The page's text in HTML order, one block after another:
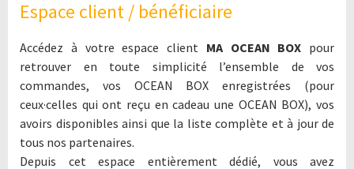
Espace client / bénéficiaire
Accédez à votre espace client MA OCEAN BOX pour
retrouver en toute simplicité l’ensemble de vos
commandes, vos OCEAN BOX enregistrées (pour
ceux·celles qui ont reçu en cadeau une OCEAN BOX), vos
avoirs disponibles ainsi que la liste complète et à jour de
tous nos partenaires.
Depuis cet espace entièrement dédié, vous avez